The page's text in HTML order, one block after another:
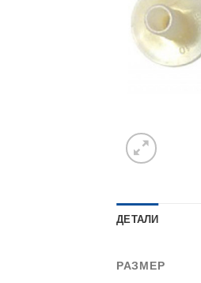
ДЕТАЛИ
РАЗМЕР